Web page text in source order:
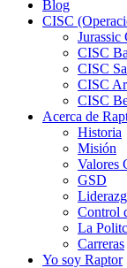
Blog
CISC
Jurassic
CISC
CISC
CISC
CISC
Acerca de
Historia
Misión
Valores
GSD
Control
La
Carreras
Yo soy Raptor